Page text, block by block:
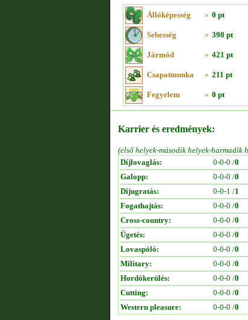
Állóképesség » 0 pt
Sebesség » 398 pt
Jármód » 421 pt
Csapatmunka » 211 pt
Fegyelem » 0 pt
Karrier és eredmények:
(első helyek-második helyek-harmadik
Díjlovaglás:
0-0-0 /0
Galopp:
0-0-0 /0
Díjugratás:
0-0-1 /1
Fogathajtás:
0-0-0 /0
Cross-country:
0-0-0 /0
Ügetés:
0-0-0 /0
Lovaspóló:
0-0-0 /0
Military:
0-0-0 /0
Hordókerülés:
0-0-0 /0
Cutting:
0-0-0 /0
Western pleasure:
0-0-0 /0